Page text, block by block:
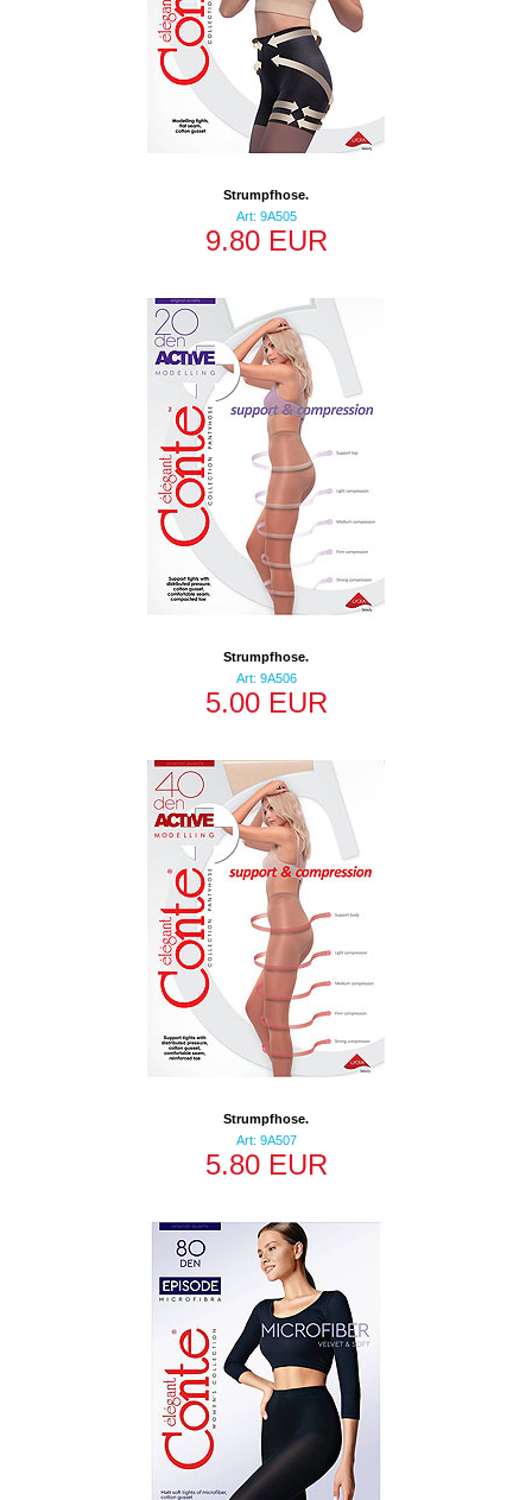
Strumpfhose.
Art: 9A505
9.80 EUR
Strumpfhose.
Art: 9A506
5.00 EUR
Strumpfhose.
Art: 9A507
5.80 EUR